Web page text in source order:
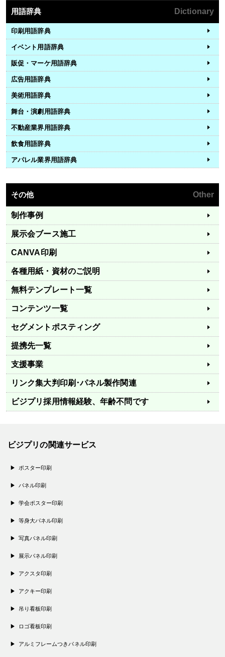
用語辞典 Dictionary
印刷用語辞典
イベント用語辞典
販促・マーケ用語辞典
広告用語辞典
美術用語辞典
舞台・演劇用語辞典
不動産業界用語辞典
飲食用語辞典
アパレル業界用語辞典
その他 Other
制作事例
展示会ブース施工
CANVA印刷
各種用紙・資材のご説明
無料テンプレート一覧
コンテンツ一覧
セグメントポスティング
提携先一覧
支援事業
リンク集大判印刷･パネル製作関連
ビジプリ採用情報経験、年齢不問です
ビジプリの関連サービス
ポスター印刷
パネル印刷
学会ポスター印刷
等身大パネル印刷
写真パネル印刷
展示パネル印刷
アクスタ印刷
アクキー印刷
吊り看板印刷
ロゴ看板印刷
アルミフレームつきパネル印刷